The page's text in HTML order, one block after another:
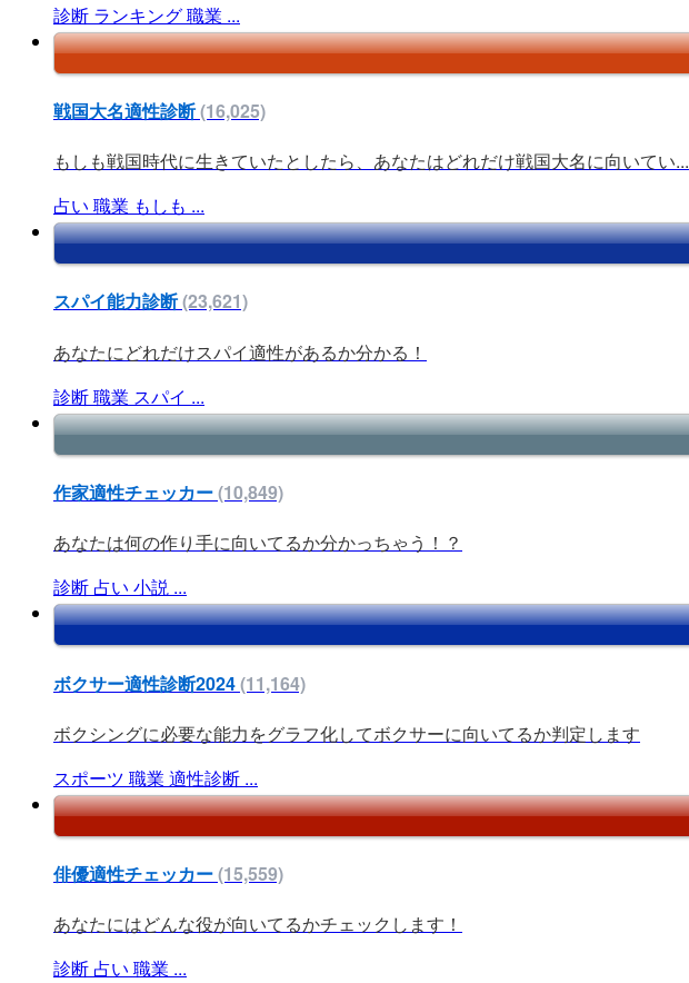
診断 ランキング職業 ...
戦国大名適性診断(16,025)
もしも戦国時代に生きていたとしたら、あなたはどれだけ戦国大名に向いてい...
占い 職業 もしも ...
スパイ能力診断(23,621)
あなたにどれだけスパイ適性があるか分かる！
診断職業 スパイ ...
作家適性チェッカー(10,849)
あなたは何の作り手に向いてるか分かっちゃう！？
診断 占い 小説 ...
ボクサー適性診断2024(11,164)
ボクシングに必要な能力をグラフ化してボクサーに向いてるか判定します
スポーツ 職業 適性診断 ...
俳優適性チェッカー(15,559)
あなたにはどんな役が向いてるかチェックします！
診断 占い 職業 ...